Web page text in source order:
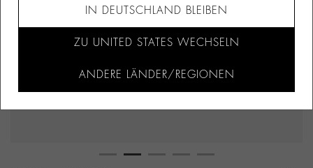
IN DEUTSCHLAND BLEIBEN
ZU UNITED STATES WECHSELN
ANDERE LÄNDER/REGIONEN